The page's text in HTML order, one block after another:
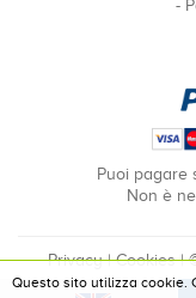
-
Puoi pagare
Non è
Privacy|Cookies|
Questo sito utilizza cookie.